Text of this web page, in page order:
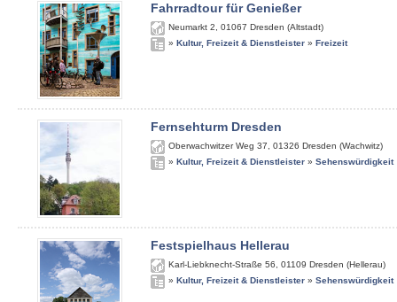
Fahrradtour für Genießer
Neumarkt 2 01067 Dresden (Altstadt)
» Kultur, Freizeit & Dienstleister » Freizeit
Fernsehturm Dresden
Oberwachwitzer Weg 37 01326 Dresden (Wachwitz)
» Kultur, Freizeit & Dienstleister » Sehenswürdigkeit
Festspielhaus Hellerau
Karl-Liebknecht-Straße 56 01109 Dresden (Hellerau)
» Kultur, Freizeit & Dienstleister » Sehenswürdigkeit